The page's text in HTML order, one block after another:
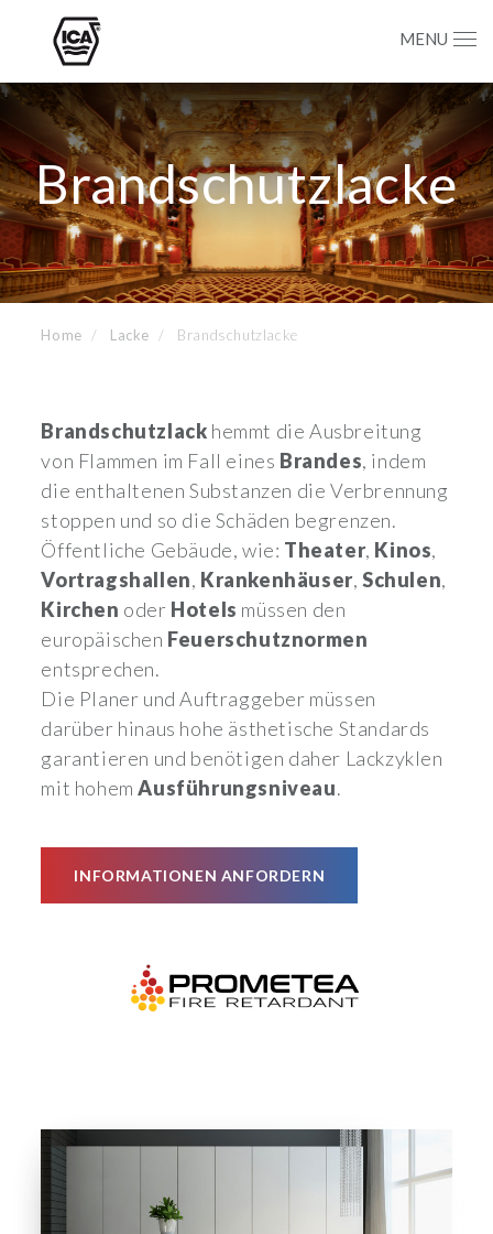
MENU
Brandschutzlacke
Home Lacke Brandschutzlacke
Brandschutzlack hemmt die Ausbreitung
von Flammen im Fall eines Brandes, indem
die enthaltenen Substanzen die Verbrennung
stoppen und so die Schäden begrenzen.
Öffentliche Gebäude, wie: Theater, Kinos,
Vortragshallen, Krankenhäuser, Schulen,
Kirchen oder Hotels müssen den
europäischen Feuerschutznormen
entsprechen.
Die Planer und Auftraggeber müssen
darüber hinaus hohe ästhetische Standards
garantieren und benötigen daher Lackzyklen
mit hohemAusführungsniveau.
INFORMATIONEN ANFORDERN